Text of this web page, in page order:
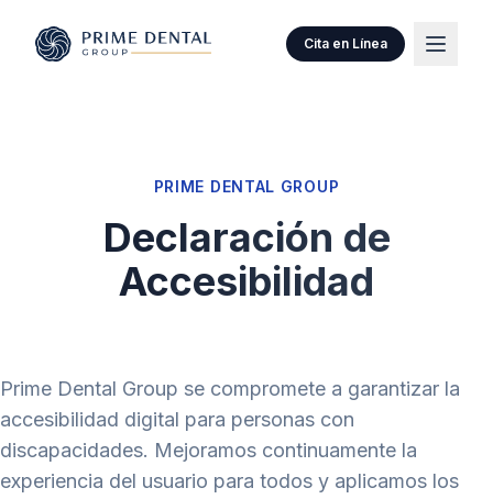
Cita en Línea
PRIME DENTAL GROUP
Declaración de
Accesibilidad
Prime Dental Group se compromete a garantizar la
accesibilidad digital para personas con
discapacidades. Mejoramos continuamente la
experiencia del usuario para todos y aplicamos los